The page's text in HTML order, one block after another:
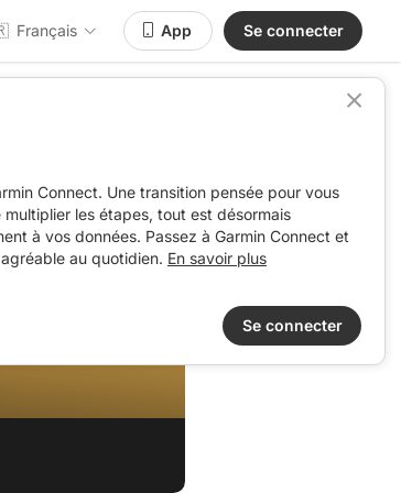
Français App Se connecter
Connect. Une transition pensée pour vous
les étapes, tout est désormais
à vos données. Passez à Garmin Connect et
au quotidien. En savoir plus
Se connecter